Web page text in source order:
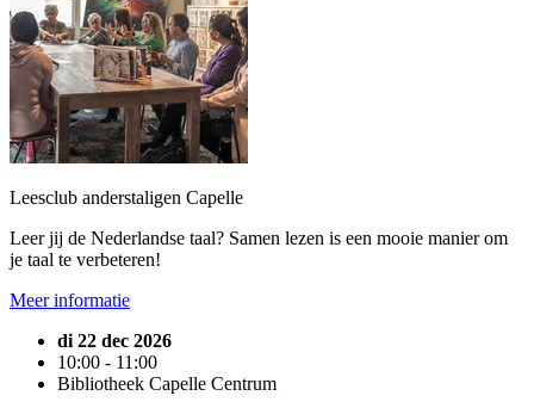
Leesclub anderstaligen Capelle
Leer jij de Nederlandse taal? Samen lezen is een mooie manier om
je taal te verbeteren!
Meer informatie
di 22 dec 2026
10:00 - 11:00
Bibliotheek Capelle Centrum